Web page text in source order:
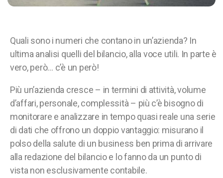
Quali sono i numeri che contano in un’azienda? In
ultima analisi quelli del bilancio, alla voce utili. In parte è
vero, però… c’è un però!
Più un’azienda cresce – in termini di attività, volume
d’affari, personale, complessità – più c’è bisogno di
monitorare e analizzare in tempo quasi reale una serie
di dati che offrono un doppio vantaggio: misurano il
polso della salute di un business ben prima di arrivare
alla redazione del bilancio e lo fanno da un punto di
vista non esclusivamente contabile.